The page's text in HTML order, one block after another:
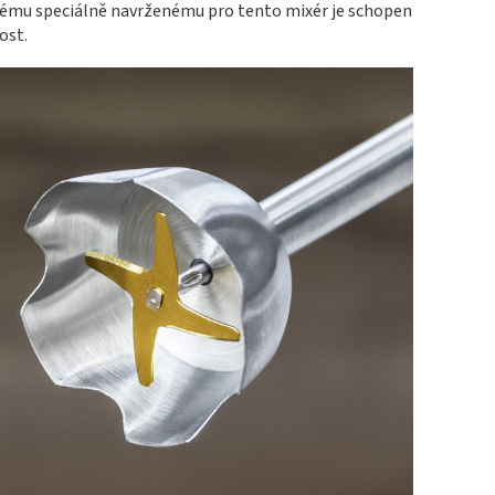
speciálně navrženému pro tento mixér je schopen